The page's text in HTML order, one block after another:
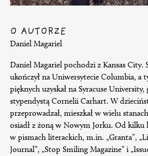
O AUTORZE
Daniel Magariel
Daniel Magariel pochodzi z Kansas City.
ukończył na Uniwersytecie Columbia, a
pięknych uzyskał na Syracuse University,
stypendystą Cornelii Carhart. W
przeprowadzał, mieszkał w wielu
osiadł z żoną w Nowym Jorku. Od kilku
w pismach literackich, m.in. „Granta”,
Journal”, „Stop Smiling Magazine” i